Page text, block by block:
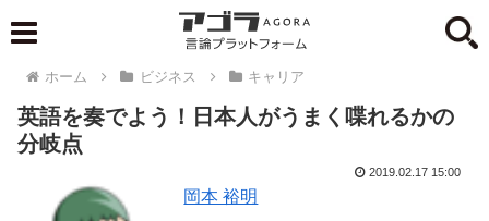
ホーム ビジネス キャリア
英語を奏でよう！日本人がうまく喋れるかの
分岐点
岡本 裕明
2019.02.17 15:00